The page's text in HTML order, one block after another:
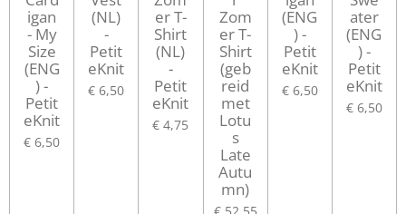
igan
- My
Size
(ENG
) -
Petit
eKnit
€ 6,50
(NL)
-
Petit
eKnit
€ 6,50
er T-
Shirt
(NL)
-
Petit
eKnit
€ 4,75
Zom
er T-
Shirt
(geb
reid
met
Lotu
s
Late
Autu
mn)
(ENG
) -
Petit
eKnit
€ 6,50
ater
(ENG
) -
Petit
eKnit
€ 6,50